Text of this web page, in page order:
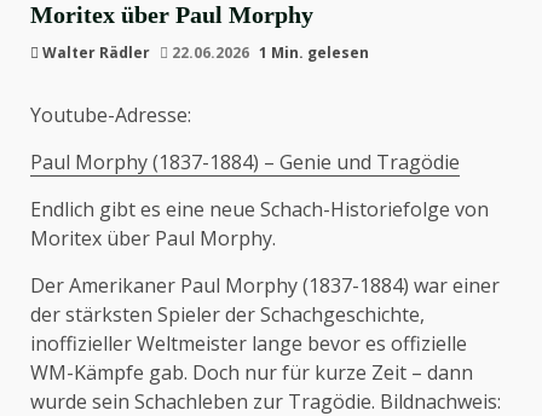
Moritex über Paul Morphy
Walter Rädler 22.06.2026 1 Min. gelesen
Youtube-Adresse:
Paul Morphy (1837-1884) – Genie und Tragödie
Endlich gibt es eine neue Schach-Historiefolge von
Moritex über Paul Morphy.
Der Amerikaner Paul Morphy (1837-1884) war einer
der stärksten Spieler der Schachgeschichte,
inoffizieller Weltmeister lange bevor es offizielle
WM-Kämpfe gab. Doch nur für kurze Zeit – dann
wurde sein Schachleben zur Tragödie. Bildnachweis: